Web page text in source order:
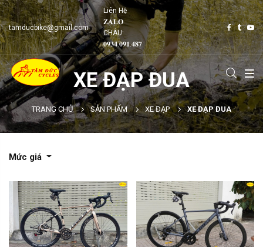
tamducbike@gmail.com
Liên Hệ
𝐙𝐀𝐋𝐎
CHÂU:
𝟎𝟗𝟑𝟒.𝟎𝟗𝟏.𝟒𝟖𝟕
XE ĐẠP ĐUA
TRANG CHỦ SẢN PHẨM XE ĐẠP XE ĐẠP ĐUA
Mức giá